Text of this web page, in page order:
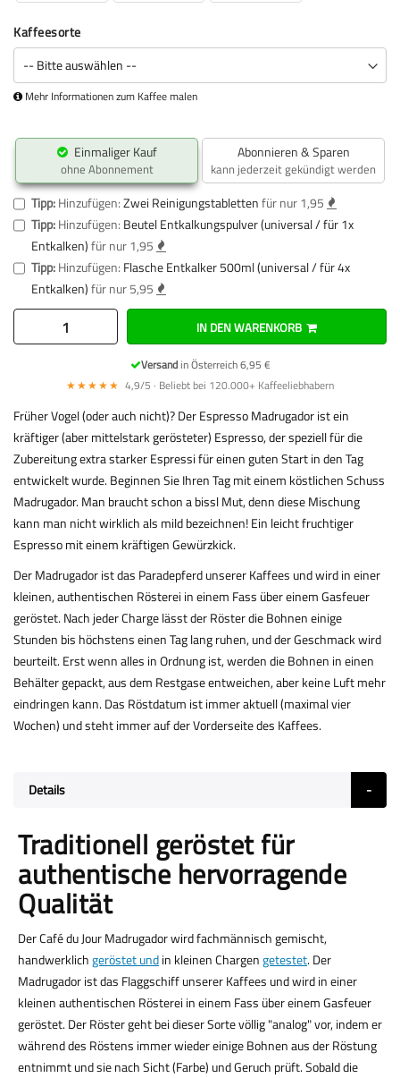
Kaffeesorte
Mehr Informationen zum Kaffee malen
Einmaliger Kauf
ohne Abonnement
Abonnieren & Sparen
kann jederzeit gekündigt werden
Tipp:Hinzufügen:Zwei Reinigungstablettenfür nur 1,95
Tipp:Hinzufügen: Beutel Entkalkungspulver (universal / für 1x
Entkalken)für nur 1,95
Tipp:Hinzufügen: Flasche Entkalker 500ml (universal / für 4x
Entkalken)für nur 5,95
IN DEN WARENKORB
Versandin Österreich 6,95 €
★★★★★ 4,9/5 · Beliebt bei 120.000+ Kaffeeliebhabern
Früher Vogel (oder auch nicht)? Der Espresso Madrugador ist ein
kräftiger (aber mittelstark gerösteter) Espresso, der speziell für die
Zubereitung extra starker Espressi für einen guten Start in den Tag
entwickelt wurde. Beginnen Sie Ihren Tag mit einem köstlichen Schuss
Madrugador. Man braucht schon a bissl Mut, denn diese Mischung
kann man nicht wirklich als mild bezeichnen! Ein leicht fruchtiger
Espresso mit einem kräftigen Gewürzkick.
Der Madrugador ist das Paradepferd unserer Kaffees und wird in einer
kleinen, authentischen Rösterei in einem Fass über einem Gasfeuer
geröstet. Nach jeder Charge lässt der Röster die Bohnen einige
Stunden bis höchstens einen Tag lang ruhen, und der Geschmack wird
beurteilt. Erst wenn alles in Ordnung ist, werden die Bohnen in einen
Behälter gepackt, aus dem Restgase entweichen, aber keine Luft mehr
eindringen kann. Das Röstdatum ist immer aktuell (maximal vier
Wochen) und steht immer auf der Vorderseite des Kaffees.
Details
Traditionell geröstet für
authentische hervorragende
Qualität
Der Café du Jour Madrugador wird fachmännisch gemischt,
handwerklichgeröstet undin kleinen Chargengetestet. Der
Madrugador ist das Flaggschiff unserer Kaffees und wird in einer
kleinen authentischen Rösterei in einem Fass über einem Gasfeuer
geröstet. Der Röster geht bei dieser Sorte völlig "analog" vor, indem er
während des Röstens immer wieder einige Bohnen aus der Röstung
entnimmt und sie nach Sicht (Farbe) und Geruch prüft. Sobald die